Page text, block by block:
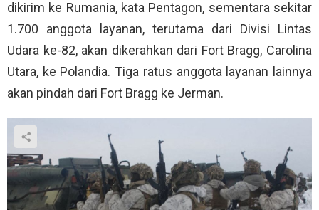
dikirim ke Rumania, kata Pentagon, sementara sekitar
1.700 anggota layanan, terutama dari Divisi Lintas
Udara ke-82, akan dikerahkan dari Fort Bragg, Carolina
Utara, ke Polandia. Tiga ratus anggota layanan lainnya
akan pindah dari Fort Bragg ke Jerman.